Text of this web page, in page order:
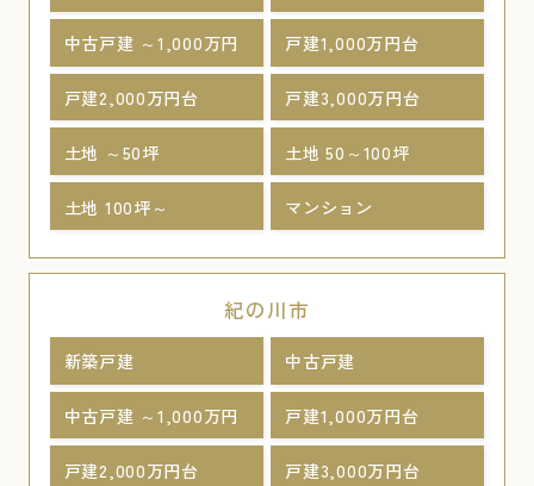
中古戸建 ～1,000万円 戸建1,000万円台
戸建2,000万円台 戸建3,000万円台
土地 ～50坪 土地 50～100坪
土地 100坪～ マンション
紀の川市
新築戸建 中古戸建
中古戸建 ～1,000万円 戸建1,000万円台
戸建2,000万円台 戸建3,000万円台